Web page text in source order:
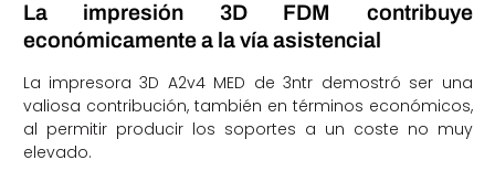
La impresión 3D FDM contribuye
económicamente a la vía asistencial
La impresora 3D A2v4 MED de 3ntr demostró ser una
valiosa contribución, también en términos económicos,
al permitir producir los soportes a un coste no muy
elevado.